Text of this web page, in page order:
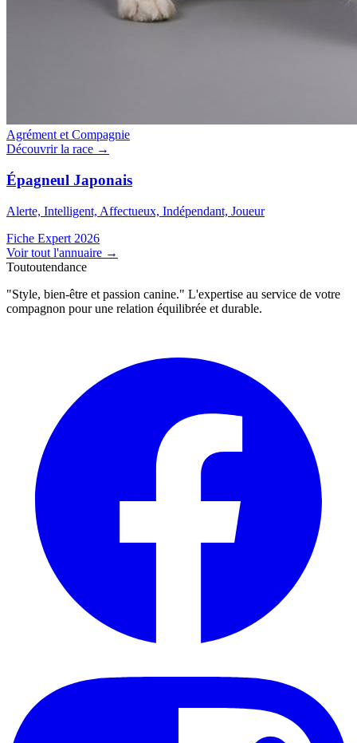
Agrément et Compagnie
Découvrir la race →
Épagneul Japonais
Alerte, Intelligent, Affectueux, Indépendant, Joueur
Fiche Expert 2026
Voir tout l'annuaire →
Toutoutendance
"Style, bien-être et passion canine." L'expertise au service de votre
compagnon pour une relation équilibrée et durable.